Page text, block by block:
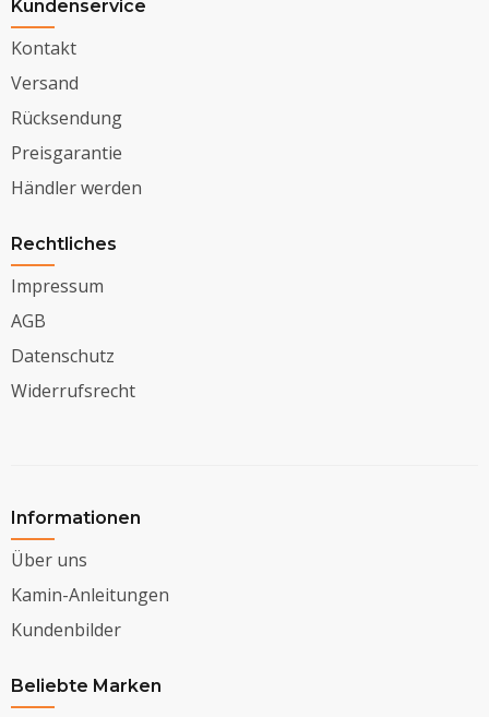
Kundenservice
Kontakt
Versand
Rücksendung
Preisgarantie
Händler werden
Rechtliches
Impressum
AGB
Datenschutz
Widerrufsrecht
Informationen
Über uns
Kamin-Anleitungen
Kundenbilder
Beliebte Marken